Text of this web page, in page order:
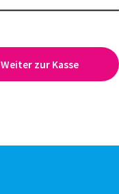
Weiter zur Kasse